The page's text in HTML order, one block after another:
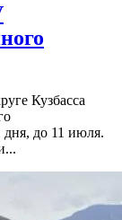
Кузбасса
дня, до 11 июля.